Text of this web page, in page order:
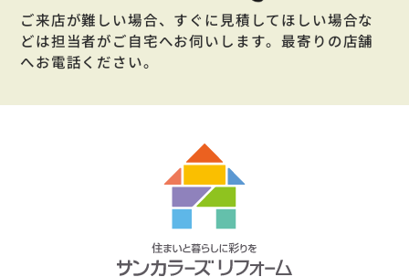
ご来店が難しい場合、すぐに見積してほしい場合な
どは担当者がご自宅へお伺いします。最寄りの店舗
へお電話ください。